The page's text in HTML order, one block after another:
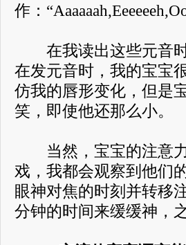
作：
在我读出这些元音时
在发元音时，我的宝宝
仿我的唇形变化，但是
笑，即使他还那么小。
当然，宝宝的注意力
戏，我都会观察到他们
眼神对焦的时刻并转移
分钟的时间来缓缓神，